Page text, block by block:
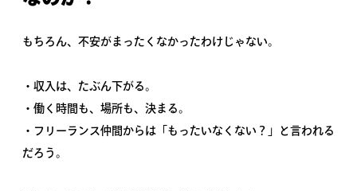
もちろん、不安がまったくなかったわけじゃない。
・収入は、たぶん下がる。
・働く時間も、場所も、決まる。
・フリーランス仲間からは「もったいなくない？」と言われる
だろう。